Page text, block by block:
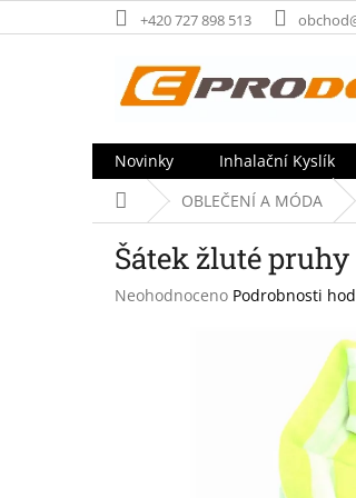
na
+420 727 898 513
Novinky Inhalační Kyslík
Domů OBLEČENÍ A MÓDA
Šátek žluté
Průměrné
Neohodnoceno Podrobnosti